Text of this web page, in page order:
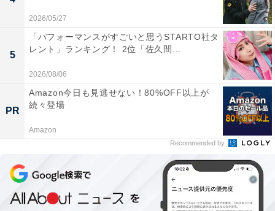
1位は、三万石の「ままどおる」でした。ミルク味のあ
んをしっとりとした生地で包んだ定番のお菓子。レトロ
でかわいらしいロゴとイラストに惹かれる人も多く、世
代を超えて愛されている福島の代表的なお土産です。
回答者のコメントを見ると「ままどおるのあの可愛すぎ
るレトロ感は1番です！」（20代女性／東京都）、「ま
ん丸でミルク色の焼き菓子で、ほっこりした見た目がか
わいい定番スイーツ」（50代男性／東京都）、「お母さ
んが赤ちゃんを抱っこした図柄が可愛らしい」（50代男
性／沖縄県）といった声がありました。
2026/05/27
5
「パフォーマンスがすごいと思うSTARTO社タ
レント」ランキング！ 2位「佐久間...
2026/08/06
PR
Amazon今日も見逃せない！80%OFF以上が
続々登場
Amazon
Recommended by